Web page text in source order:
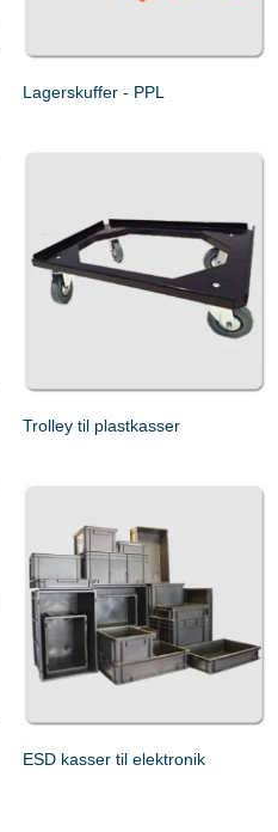
Lagerskuffer - PPL
Trolley til plastkasser
ESD kasser til elektronik